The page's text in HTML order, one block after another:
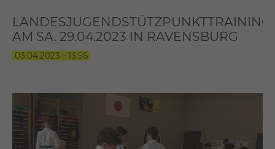
LANDESJUGENDSTÜTZPUNKTTRAINING
AM SA. 29.04.2023 IN RAVENSBURG
03.04.2023 - 13:56